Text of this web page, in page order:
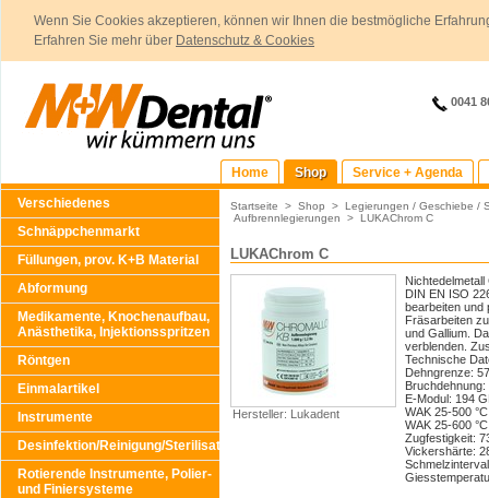
Wenn Sie Cookies akzeptieren, können wir Ihnen die bestmögliche
Erfahren Sie mehr über Datenschutz & Cookies
0041
Home Shop
Service + Agenda
Verschiedenes
Schnäppchenmarkt
Füllungen, prov. K+B Material
Abformung
Medikamente, Knochenaufbau,
Anästhetika, Injektionsspritzen
Röntgen
Einmalartikel
Instrumente
Desinfektion/Reinigung/Sterilisation
Rotierende Instrumente, Polier-
und Finiersysteme
Startseite > Shop > Legierungen / Geschiebe /
Aufbrennlegierungen > LUKAChrom C
LUKAChrom C
Hersteller: Lukadent
DIN EN ISO
bearbeiten und
Fräsarbeiten
und Gallium.
verblenden.
Technische
Dehngrenze:
Bruchdehnung:
E-Modul: 194
WAK 25-500
WAK 25-600
Zugfestigkeit:
Vickershärte: